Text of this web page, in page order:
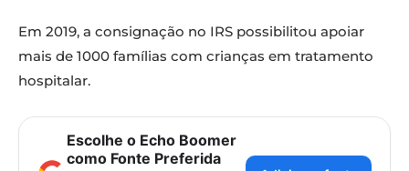
Em 2019, a consignação no IRS possibilitou apoiar
mais de 1000 famílias com crianças em tratamento
hospitalar.
Escolhe o Echo Boomer
como Fonte Preferida